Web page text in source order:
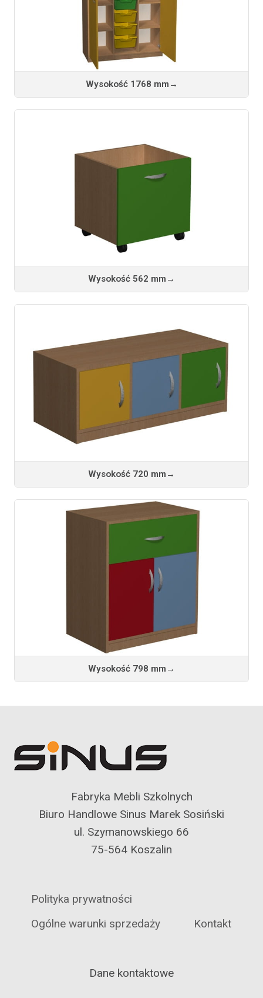
Wysokość 1768 mm →
Wysokość 562 mm →
Wysokość 720 mm →
Wysokość 798 mm →
Fabryka Mebli Szkolnych
Biuro Handlowe Sinus Marek Sosiński
ul. Szymanowskiego 66
75-564 Koszalin
Polityka prywatności
Ogólne warunki sprzedaży
Kontakt
Dane kontaktowe